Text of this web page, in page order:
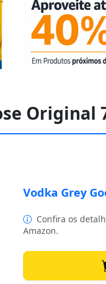
Original
Vodka Grey
Confira os
Amazon.